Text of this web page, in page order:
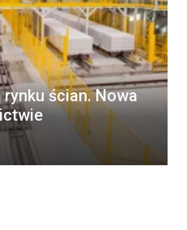
ścian. Nowa